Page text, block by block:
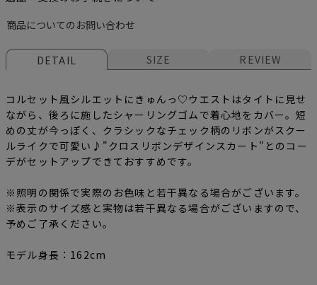
商品についてのお問い合わせ
DETAIL SIZE REVIEW
コルセット風シルエットにきゅんっ♡ウエストはタイトに見せ
ながら、後ろに施したシャーリングゴムで着心地をカバー。短
めの丈が今っぽく、クラシックなチェック柄のリボンがスクー
ルライクで可愛い♪ "クロスリボンデザインスカート" とのコー
デがセットアップできておすすめです。
※照明の関係で実際のお色味と若干異なる場合がございます。
※表示のサイズ感と実物は若干異なる場合がございますので、
予めご了承ください。
モデル身長：162cm